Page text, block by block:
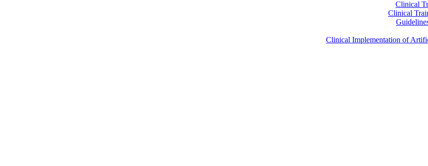
Clinical
Clinical
Clinical Implementation of